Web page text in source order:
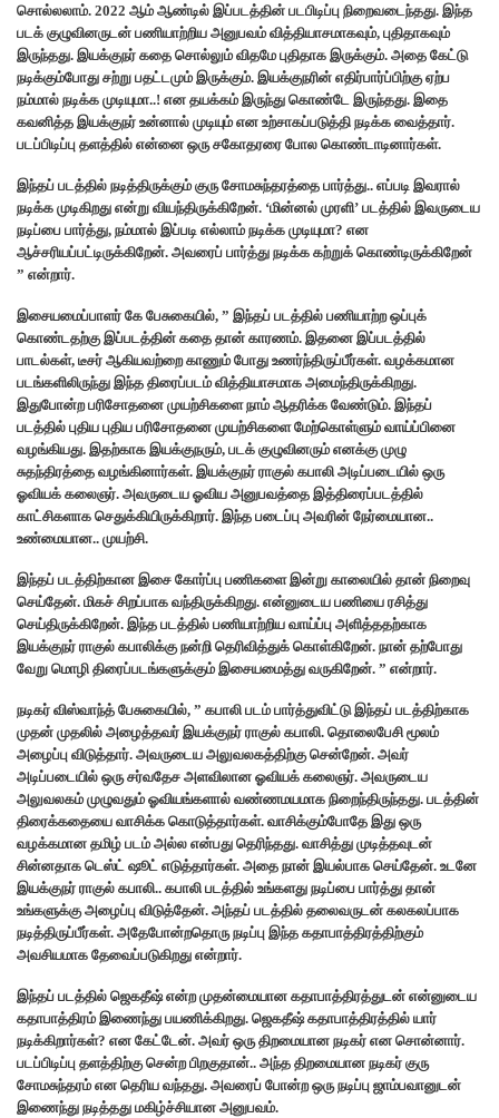
சொல்லலாம். 2022 ஆம் ஆண்டில் இப்படத்தின் படபிடிப்பு நிறைவடைந்தது. இந்த
படக் குழுவினருடன் பணியாற்றிய அனுபவம் வித்தியாசமாகவும், புதிதாகவும்
இருந்தது. இயக்குநர் கதை சொல்லும் விதமே புதிதாக இருக்கும். அதை கேட்டு
நடிக்கும்போது சற்று பதட்டமும் இருக்கும். இயக்குநரின் எதிர்பார்ப்பிற்கு ஏற்ப
நம்மால் நடிக்க முடியுமா..! என தயக்கம் இருந்து கொண்டே இருந்தது. இதை
கவனித்த இயக்குநர் உன்னால் முடியும் என உற்சாகப்படுத்தி நடிக்க வைத்தார்.
படப்பிடிப்பு தளத்தில் என்னை ஒரு சகோதரரை போல கொண்டாடினார்கள்.‌
இந்தப் படத்தில் நடித்திருக்கும் குரு சோமசுந்தரத்தை பார்த்து.. எப்படி இவரால்
நடிக்க முடிகிறது என்று வியந்திருக்கிறேன். ‘மின்னல் முரளி’ படத்தில் இவருடைய
நடிப்பை பார்த்து, நம்மால் இப்படி எல்லாம் நடிக்க முடியுமா? என
ஆச்சரியப்பட்டிருக்கிறேன். அவரைப் பார்த்து நடிக்க கற்றுக் கொண்டிருக்கிறேன்
” என்றார்.
இசையமைப்பாளர் கே பேசுகையில், ” இந்தப் படத்தில் பணியாற்ற ஒப்புக்
கொண்டதற்கு இப்படத்தின் கதை தான் காரணம். இதனை இப்படத்தில்
பாடல்கள், டீசர் ஆகியவற்றை காணும் போது உணர்ந்திருப்பீர்கள். வழக்கமான
படங்களிலிருந்து இந்த திரைப்படம் வித்தியாசமாக அமைந்திருக்கிறது.
இதுபோன்ற பரிசோதனை முயற்சிகளை நாம் ஆதரிக்க வேண்டும். இந்தப்
படத்தில் புதிய புதிய பரிசோதனை முயற்சிகளை மேற்கொள்ளும் வாய்ப்பினை
வழங்கியது.‌ இதற்காக இயக்குநரும், படக் குழுவினரும் எனக்கு முழு
சுதந்திரத்தை வழங்கினார்கள். இயக்குநர் ராகுல் கபாலி அடிப்படையில் ஒரு
ஓவியக் கலைஞர். அவருடைய ஓவிய அனுபவத்தை இத்திரைப்படத்தில்
காட்சிகளாக செதுக்கியிருக்கிறார். இந்த படைப்பு அவரின் நேர்மையான..
உண்மையான.. முயற்சி.‌
இந்தப் படத்திற்கான இசை கோர்ப்பு பணிகளை இன்று காலையில் தான் நிறைவு
செய்தேன். மிகச் சிறப்பாக வந்திருக்கிறது. என்னுடைய பணியை ரசித்து
செய்திருக்கிறேன். இந்த படத்தில் பணியாற்றிய வாய்ப்பு அளித்ததற்காக
இயக்குநர் ராகுல் கபாலிக்கு நன்றி தெரிவித்துக் கொள்கிறேன்.‌ நான் தற்போது
வேறு மொழி திரைப்படங்களுக்கும் இசையமைத்து வருகிறேன். ” என்றார்.
நடிகர் விஸ்வாந்த் பேசுகையில், ” கபாலி படம் பார்த்துவிட்டு இந்தப் படத்திற்காக
முதன் முதலில் அழைத்தவர் இயக்குநர் ராகுல் கபாலி. தொலைபேசி மூலம்
அழைப்பு விடுத்தார். அவருடைய அலுவலகத்திற்கு சென்றேன். அவர்
அடிப்படையில் ஒரு சர்வதேச அளவிலான ஓவியக் கலைஞர். அவருடைய
அலுவலகம் முழுவதும் ஓவியங்களால் வண்ணமயமாக நிறைந்திருந்தது. படத்தின்
திரைக்கதையை வாசிக்க கொடுத்தார்கள். வாசிக்கும்போதே இது ஒரு
வழக்கமான தமிழ் படம் அல்ல என்பது தெரிந்தது. வாசித்து முடித்தவுடன்
சின்னதாக டெஸ்ட் ஷூட் எடுத்தார்கள்.‌ அதை நான் இயல்பாக செய்தேன். உடனே
இயக்குநர் ராகுல் கபாலி.. கபாலி படத்தில் உங்களது நடிப்பை பார்த்து தான்
உங்களுக்கு அழைப்பு விடுத்தேன். அந்தப் படத்தில் தலைவருடன் கலகலப்பாக
நடித்திருப்பீர்கள். அதேபோன்றதொரு நடிப்பு இந்த கதாபாத்திரத்திற்கும்
அவசியமாக தேவைப்படுகிறது என்றார்.
இந்தப் படத்தில் ஜெகதீஷ் என்ற முதன்மையான கதாபாத்திரத்துடன் என்னுடைய
கதாபாத்திரம் இணைந்து பயணிக்கிறது. ஜெகதீஷ் கதாபாத்திரத்தில் யார்
நடிக்கிறார்கள்? என கேட்டேன். அவர் ஒரு திறமையான நடிகர் என சொன்னார்.
படப்பிடிப்பு தளத்திற்கு சென்ற பிறகுதான்.. அந்த திறமையான நடிகர் குரு
சோமசுந்தரம் என தெரிய வந்தது. அவரைப் போன்ற ஒரு நடிப்பு ஜாம்பவானுடன்
இணைந்து நடித்தது மகிழ்ச்சியான அனுபவம்.